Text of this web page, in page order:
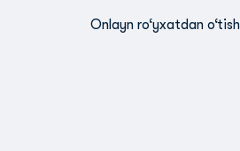
Onlayn ro‘yxatdan o‘tish